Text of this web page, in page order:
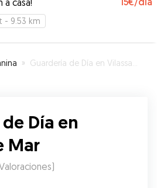
a casa!
- 9.53 km
» Guardería de Día en Vilassar de Mar
Día en
Mar
)